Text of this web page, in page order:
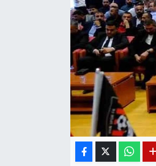
EKONOMİ
En çok konuşulanlar
GENEL